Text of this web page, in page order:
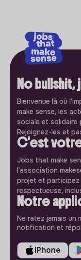
No
Bienvenue là où
make sense, les
sociale et solidaire
Rejoignez-les et
C'est
Jobs that make
l'association
projet et participez
respectueuse,
Notre
Ne ratez jamais un
notification et
iPhone